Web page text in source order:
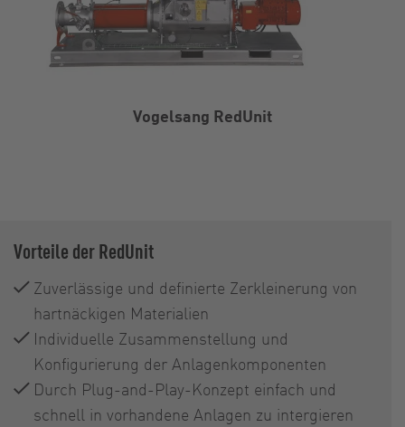
Vogelsang RedUnit
Vorteile der RedUnit
Zuverlässige und definierte Zerkleinerung von
hartnäckigen Materialien
Individuelle Zusammenstellung und
Konfigurierung der Anlagenkomponenten
Durch Plug-and-Play-Konzept einfach und
schnell in vorhandene Anlagen zu intergieren